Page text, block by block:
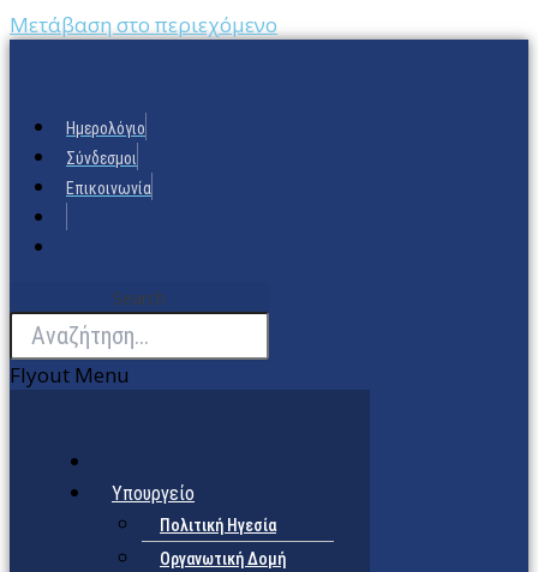
Μετάβαση στο περιεχόμενο
Ημερολόγιο
Σύνδεσμοι
Επικοινωνία
Search
Flyout Menu
Υπουργείο
Πολιτική Ηγεσία
Οργανωτική Δομή